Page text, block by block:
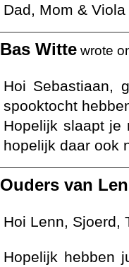
Dad, Mom & Viola
Bas Witte wrote
Hoi Sebastiaan,
spooktocht
Hopelijk slaapt je
hopelijk daar ook
Ouders van
Hoi Lenn, Sjoerd,
Hopelijk hebben